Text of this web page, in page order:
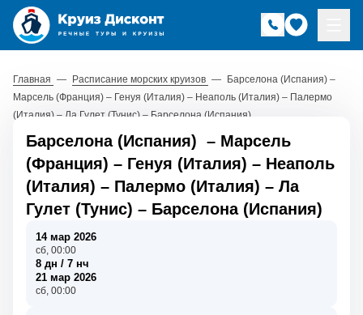
Главная — Расписание морских круизов — Барселона (Испания) –
Марсель (Франция) – Генуя (Италия) – Неаполь (Италия) – Палермо
(Италия) – Ла Гулет (Тунис) – Барселона (Испания)
Барселона (Испания) – Марсель
(Франция) – Генуя (Италия) – Неаполь
(Италия) – Палермо (Италия) – Ла
Гулет (Тунис) – Барселона (Испания)
14 мар 2026
сб, 00:00
8 дн / 7 нч
21 мар 2026
сб, 00:00